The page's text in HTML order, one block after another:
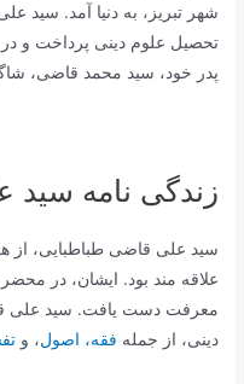
شهر تبریز، به دنیا آمد. سید
تحصیل علوم دینی پرداخت و
پدر خود، سید محمد قاضی،
زندگی نامه سید
سید علی قاضی طباطبایی، از
علاقه مند بود. ایشان، در
معرفت دست یافت. سید علی
دینی، از جمله فقه، اصول، و